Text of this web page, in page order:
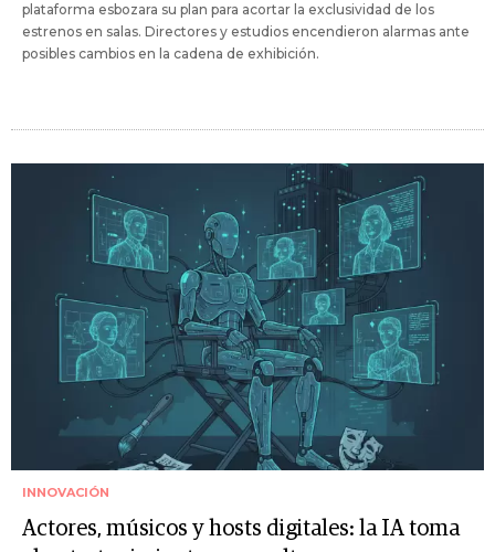
plataforma esbozara su plan para acortar la exclusividad de los
estrenos en salas. Directores y estudios encendieron alarmas ante
posibles cambios en la cadena de exhibición.
INNOVACIÓN
Actores, músicos y hosts digitales: la IA toma